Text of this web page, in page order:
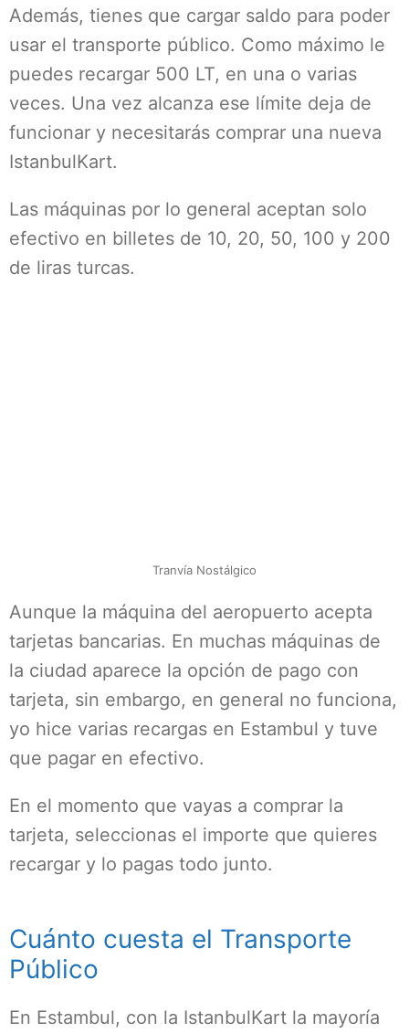
Además, tienes que cargar saldo para poder
usar el transporte público. Como máximo le
puedes recargar 500 LT, en una o varias
veces. Una vez alcanza ese límite deja de
funcionar y necesitarás comprar una nueva
IstanbulKart.
Las máquinas por lo general aceptan solo
efectivo en billetes de 10, 20, 50, 100 y 200
de liras turcas.
Tranvía Nostálgico
Aunque la máquina del aeropuerto acepta
tarjetas bancarias. En muchas máquinas de
la ciudad aparece la opción de pago con
tarjeta, sin embargo, en general no funciona,
yo hice varias recargas en Estambul y tuve
que pagar en efectivo.
En el momento que vayas a comprar la
tarjeta, seleccionas el importe que quieres
recargar y lo pagas todo junto.
Cuánto cuesta el Transporte
Público
En Estambul, con la IstanbulKart la mayoría